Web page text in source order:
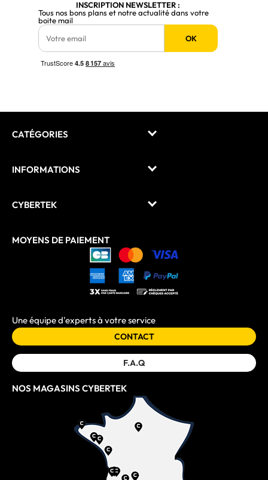
INSCRIPTION NEWSLETTER :
Tous nos bons plans et notre actualité dans votre
boite mail
OK
CATÉGORIES
INFORMATIONS
CYBERTEK
MOYENS DE PAIEMENT
Une équipe d'experts à votre service
CONTACT
F.A.Q
NOS MAGASINS CYBERTEK